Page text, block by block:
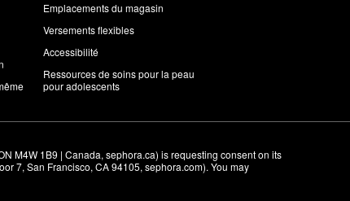
Emplacements du magasin
Versements flexibles
Accessibilité
Ressources de soins pour la peau
pour adolescents
M4W 1B9 | Canada, sephora.ca) is requesting consent on its
7, San Francisco, CA 94105, sephora.com). You may